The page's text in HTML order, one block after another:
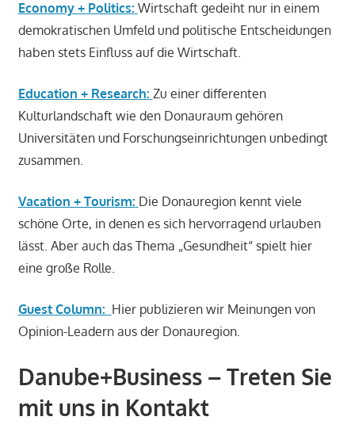
Economy + Politics: Wirtschaft gedeiht nur in einem
demokratischen Umfeld und politische Entscheidungen
haben stets Einfluss auf die Wirtschaft.
Education + Research: Zu einer differenten
Kulturlandschaft wie den Donauraum gehören
Universitäten und Forschungseinrichtungen unbedingt
zusammen.
Vacation + Tourism: Die Donauregion kennt viele
schöne Orte, in denen es sich hervorragend urlauben
lässt. Aber auch das Thema „Gesundheit“ spielt hier
eine große Rolle.
Guest Column: Hier publizieren wir Meinungen von
Opinion-Leadern aus der Donauregion.
Danube+Business – Treten Sie
mit uns in Kontakt